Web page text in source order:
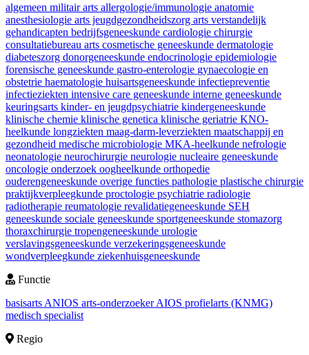
algemeen militair arts allergologie/immunologie anatomie
anesthesiologie arts jeugdgezondheidszorg arts verstandelijk
gehandicapten bedrijfsgeneeskunde cardiologie chirurgie
consultatiebureau arts cosmetische geneeskunde dermatologie
diabeteszorg donorgeneeskunde endocrinologie epidemiologie
forensische geneeskunde gastro-enterologie gynaecologie en
obstetrie haematologie huisartsgeneeskunde infectiepreventie
infectieziekten intensive care geneeskunde interne geneeskunde
keuringsarts kinder- en jeugdpsychiatrie kindergeneeskunde
klinische chemie klinische genetica klinische geriatrie KNO-
heelkunde longziekten maag-darm-leverziekten maatschappij en
gezondheid medische microbiologie MKA-heelkunde nefrologie
neonatologie neurochirurgie neurologie nucleaire geneeskunde
oncologie onderzoek oogheelkunde orthopedie
ouderengeneeskunde overige functies pathologie plastische chirurgie
praktijkverpleegkunde proctologie psychiatrie radiologie
radiotherapie reumatologie revalidatiegeneeskunde SEH
geneeskunde sociale geneeskunde sportgeneeskunde stomazorg
thoraxchirurgie tropengeneeskunde urologie
verslavingsgeneeskunde verzekeringsgeneeskunde
wondverpleegkunde ziekenhuisgeneeskunde
Functie
basisarts ANIOS arts-onderzoekerAIOS profielarts (KNMG)
medisch specialist
Regio